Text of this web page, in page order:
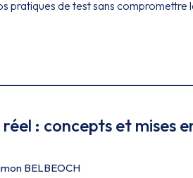
pratiques de test sans compromettre
réel : concepts et mises
BELBEOCH